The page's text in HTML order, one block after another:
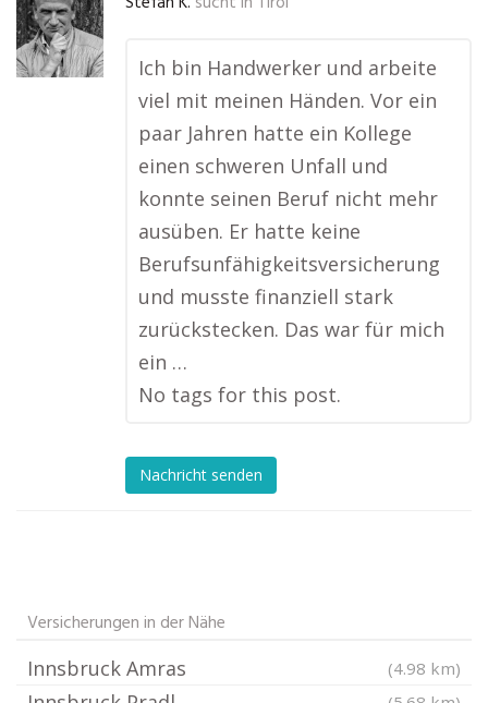
Ich bin Handwerker und arbeite
viel mit meinen Händen. Vor ein
paar Jahren hatte ein Kollege
einen schweren Unfall und
konnte seinen Beruf nicht mehr
ausüben. Er hatte keine
Berufsunfähigkeitsversicherung
und musste finanziell stark
zurückstecken. Das war für mich
ein …
No tags for this post.
Nachricht senden
Versicherungen in der Nähe
Innsbruck Amras (4.98 km)